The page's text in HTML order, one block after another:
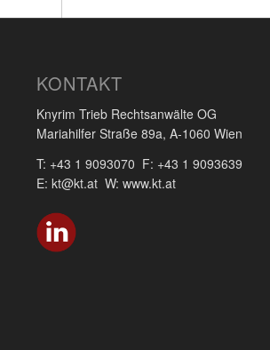
KONTAKT
Knyrim Trieb Rechtsanwälte OG
Mariahilfer Straße 89a, A-1060 Wien
T: +43 1 9093070 F: +43 1 9093639
E: kt@kt.at W: www.kt.at